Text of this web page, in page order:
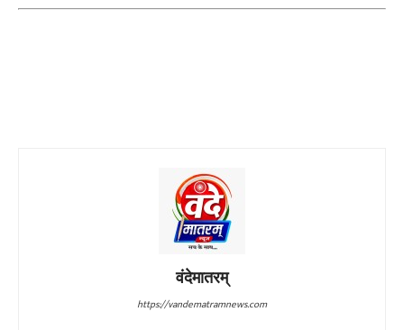
वंदेमातरम्
https://vandematramnews.com